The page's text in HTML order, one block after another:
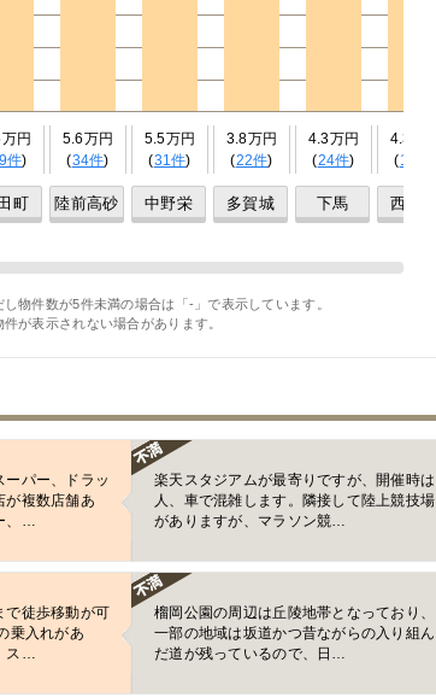
円
件)
町
5.6万円
(34件)
陸前高砂
5.5万円
(31件)
中野栄
3.8万円
(22件)
多賀城
4.3万円
(24件)
下馬
4.3万円
(17件
西塩釜
物件数が5件未満の場合は「-」で表示しています。
が表示されない場合があります。
ーパー、ドラッ
が複数店舗あ
、…
楽天スタジアムが最寄りですが、開催時は
人、車で混雑します。隣接して陸上競技場
がありますが、マラソン競…
で徒歩移動が可
乗入れがあ
ス…
榴岡公園の周辺は丘陵地帯となっており、
一部の地域は坂道かつ昔ながらの入り組ん
だ道が残っているので、日…